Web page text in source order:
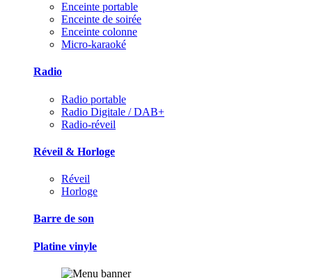
Enceinte portable
Enceinte de soirée
Enceinte colonne
Micro-karaoké
Radio
Radio portable
Radio Digitale / DAB+
Radio-réveil
Réveil & Horloge
Réveil
Horloge
Barre de son
Platine vinyle